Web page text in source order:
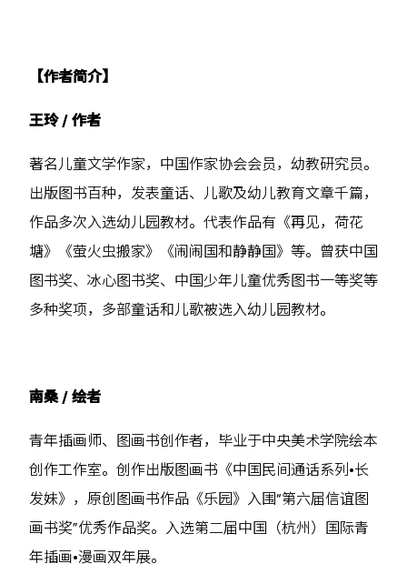
【作者简介】
王玲 / 作者
著名儿童文学作家，中国作家协会会员，幼教研究员。
出版图书百种，发表童话、儿歌及幼儿教育文章千篇，
作品多次入选幼儿园教材。代表作品有《再见，荷花
塘》《萤火虫搬家》《闹闹国和静静国》等。曾获中国
图书奖、冰心图书奖、中国少年儿童优秀图书一等奖等
多种奖项，多部童话和儿歌被选入幼儿园教材。
南桑 / 绘者
青年插画师、图画书创作者，毕业于中央美术学院绘本
创作工作室。创作出版图画书《中国民间通话系列•长
发妹》，原创图画书作品《乐园》入围“第六届信谊图
画书奖”优秀作品奖。入选第二届中国（杭州）国际青
年插画•漫画双年展。